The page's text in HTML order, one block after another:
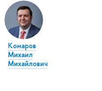
Комаров
Михаил
Михайлович